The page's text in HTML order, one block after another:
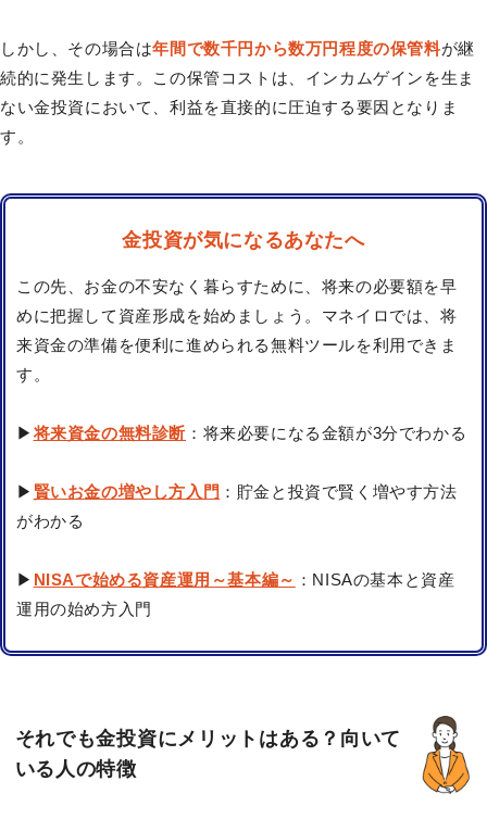
しかし、その場合は年間で数千円から数万円程度の保管料が継
続的に発生します。この保管コストは、インカムゲインを生ま
ない金投資において、利益を直接的に圧迫する要因となりま
す。
金投資が気になるあなたへ
この先、お金の不安なく暮らすために、将来の必要額を早
めに把握して資産形成を始めましょう。マネイロでは、将
来資金の準備を便利に進められる無料ツールを利用できま
す。
▶将来資金の無料診断 ：将来必要になる金額が3分でわかる
▶ 賢いお金の増やし方入門 ：貯金と投資で賢く増やす方法
がわかる
▶ NISAで始める資産運用～基本編～ ：NISAの基本と資産
運用の始め方入門
それでも金投資にメリットはある？向いて
いる人の特徴